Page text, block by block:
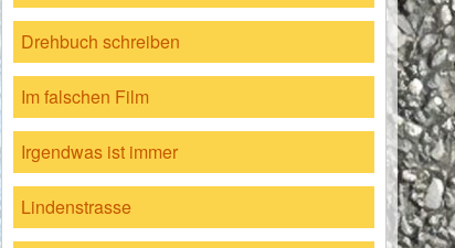
Drehbuch schreiben
Im falschen Film
Irgendwas ist immer
Lindenstrasse